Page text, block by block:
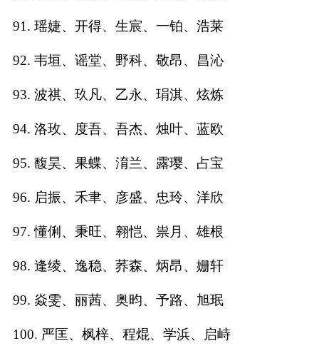
91. 瑶婕、开得、生宸、一铂、浩莱
92. 韦垣、谣堂、野科、敬昂、昌沁
93. 波祺、玖凡、乙永、琄淇、炫炼
94. 洛玫、度吾、吾杰、烛叶、蓝欧
95. 馥昊、果蝶、淯兰、露璎、占宝
96. 启振、禾聿、彦盛、忠玲、洋欣
97. 懂俐、秉旺、翱恺、祟月、雄根
98. 逢绫、逸稳、荞森、炳昂、姗轩
99. 焱雯、丽茜、奥昀、予路、旭珉
100. 严匡、枫梓、程焜、学浜、启峙